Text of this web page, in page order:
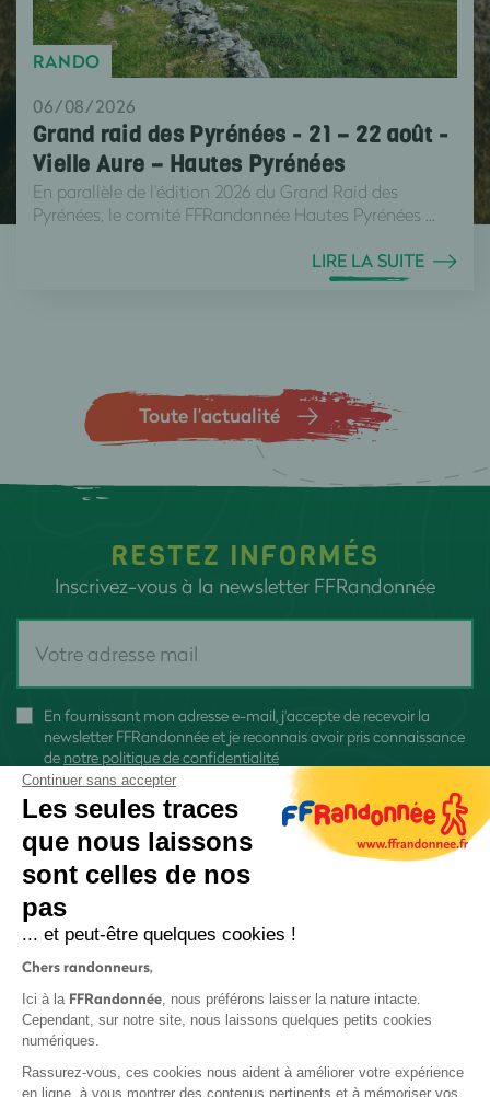
RANDO
06/08/2026
Grand raid des Pyrénées - 21 – 22 août -
Vielle Aure – Hautes Pyrénées
En parallèle de l'édition 2026 du Grand Raid des
Pyrénées, le comité FFRandonnée Hautes Pyrénées ...
LIRE LA SUITE
Toute l’actualité
RESTEZ INFORMÉS
Inscrivez-vous à la newsletter FFRandonnée
En fournissant mon adresse e-mail, j'accepte de recevoir la
newsletter FFRandonnée et je reconnais avoir pris connaissance
de notre politique de confidentialité
Protection des données
Continuer sans accepter
Les seules traces
que nous laissons
sont celles de nos
pas
... et peut-être quelques cookies !
Chers randonneurs,
Ici à la FFRandonnée, nous préférons laisser la nature intacte.
Cependant, sur notre site, nous laissons quelques petits cookies
numériques.
Rassurez-vous, ces cookies nous aident à améliorer votre expérience
en ligne, à vous montrer des contenus pertinents et à mémoriser vos